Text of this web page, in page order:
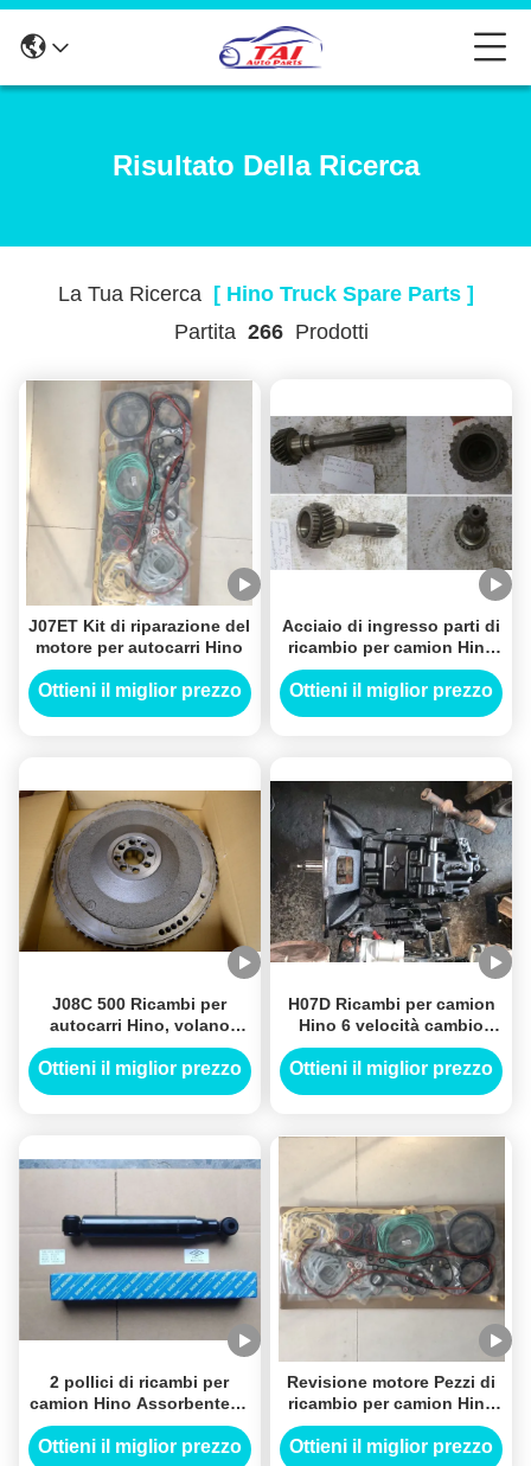
Risultato Della Ricerca
La Tua Ricerca[ Hino Truck Spare Parts ]
Partita 266 Prodotti
J07ET Kit di riparazione del
motore per autocarri Hino
Ottieni il miglior prezzo
Acciaio di ingresso parti di
ricambio per camion Hino
33311-2181 per motore
HE700
Ottieni il miglior prezzo
J08C 500 Ricambi per
autocarri Hino, volano
13450-2830 Bolantes Del
J08C Volantes JO8C
Ottieni il miglior prezzo
H07D Ricambi per camion
Hino 6 velocità cambio
manuale OEM STD
Ottieni il miglior prezzo
2 pollici di ricambi per
camion Hino Assorbente di
urti QBT-3576 QBT3576
Ottieni il miglior prezzo
Revisione motore Pezzi di
ricambio per camion Hino
Kit guarnizioni testata
F17D
Ottieni il miglior prezzo